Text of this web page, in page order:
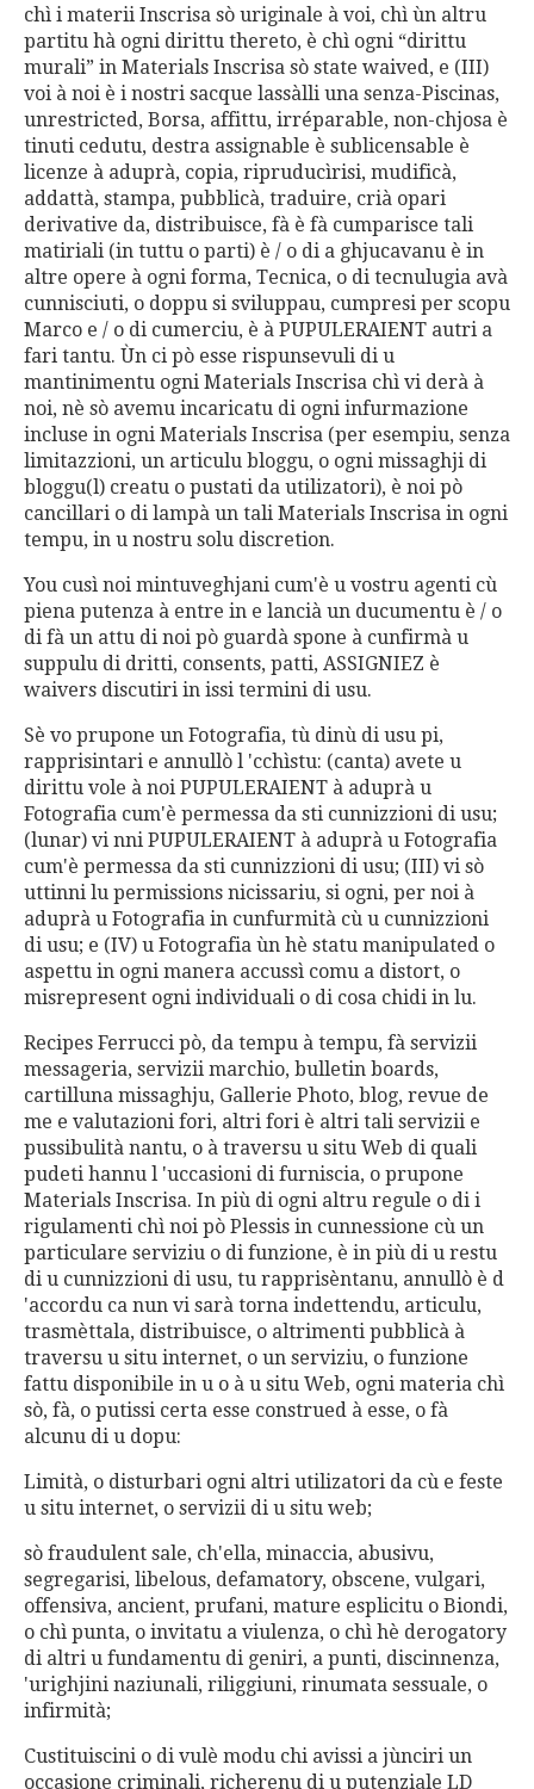
chì i materii Inscrisa sò uriginale à voi, chì ùn altru
partitu hà ogni dirittu thereto, è chì ogni “dirittu
murali” in Materials Inscrisa sò state waived, e (III)
voi à noi è i nostri sacque lassàlli una senza-Piscinas,
unrestricted, Borsa, affittu, irréparable, non-chjosa è
tinuti cedutu, destra assignable è sublicensable è
licenze à aduprà, copia, ripruducìrisi, mudificà,
addattà, stampa, pubblicà, traduire, crià opari
derivative da, distribuisce, fà è fà cumparisce tali
matiriali (in tuttu o parti) è / o di a ghjucavanu è in
altre opere à ogni forma, Tecnica, o di tecnulugia avà
cunnisciuti, o doppu si sviluppau, cumpresi per scopu
Marco e / o di cumerciu, è à PUPULERAIENT autri a
fari tantu. Ùn ci pò esse rispunsevuli di u
mantinimentu ogni Materials Inscrisa chì vi derà à
noi, nè sò avemu incaricatu di ogni infurmazione
incluse in ogni Materials Inscrisa (per esempiu, senza
limitazzioni, un articulu bloggu, o ogni missaghji di
bloggu(l) creatu o pustati da utilizatori), è noi pò
cancillari o di lampà un tali Materials Inscrisa in ogni
tempu, in u nostru solu discretion.
You cusì noi mintuveghjani cum'è u vostru agenti cù
piena putenza à entre in e lancià un ducumentu è / o
di fà un attu di noi pò guardà spone à cunfirmà u
suppulu di dritti, consents, patti, ASSIGNIEZ è
waivers discutiri in issi termini di usu.
Sè vo prupone un Fotografia, tù dinù di usu pi,
rapprisintari e annullò l 'cchìstu: (canta) avete u
dirittu vole à noi PUPULERAIENT à aduprà u
Fotografia cum'è permessa da sti cunnizzioni di usu;
(lunar) vi nni PUPULERAIENT à aduprà u Fotografia
cum'è permessa da sti cunnizzioni di usu; (III) vi sò
uttinni lu permissions nicissariu, si ogni, per noi à
aduprà u Fotografia in cunfurmità cù u cunnizzioni
di usu; e (IV) u Fotografia ùn hè statu manipulated o
aspettu in ogni manera accussì comu a distort, o
misrepresent ogni individuali o di cosa chidi in lu.
Recipes Ferrucci pò, da tempu à tempu, fà servizii
messageria, servizii marchio, bulletin boards,
cartilluna missaghju, Gallerie Photo, blog, revue de
me e valutazioni fori, altri fori è altri tali servizii e
pussibulità nantu, o à traversu u situ Web di quali
pudeti hannu l 'uccasioni di furniscia, o prupone
Materials Inscrisa. In più di ogni altru regule o di i
rigulamenti chì noi pò Plessis in cunnessione cù un
particulare serviziu o di funzione, è in più di u restu
di u cunnizzioni di usu, tu rapprisèntanu, annullò è d
'accordu ca nun vi sarà torna indettendu, articulu,
trasmèttala, distribuisce, o altrimenti pubblicà à
traversu u situ internet, o un serviziu, o funzione
fattu disponibile in u o à u situ Web, ogni materia chì
sò, fà, o putissi certa esse construed à esse, o fà
alcunu di u dopu:
Limità, o disturbari ogni altri utilizatori da cù e feste
u situ internet, o servizii di u situ web;
sò fraudulent sale, ch'ella, minaccia, abusivu,
segregarisi, libelous, defamatory, obscene, vulgari,
offensiva, ancient, prufani, mature esplicitu o Biondi,
o chì punta, o invitatu a viulenza, o chì hè derogatory
di altri u fundamentu di geniri, a punti, discinnenza,
'urighjini naziunali, riliggiuni, rinumata sessuale, o
infirmità;
Custituiscini o di vulè modu chi avissi a jùnciri un
occasione criminali, richerenu di u putenziale LD